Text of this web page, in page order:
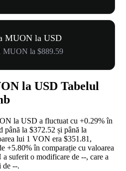
MUON la USD
MUON la $889.59
la USD Tabelul
la USD a fluctuat cu +0.29%în
până la $372.52 și până la
lui 1 VON era $351.81,
+5.80%în comparație cu valoarea
suferit o modificare de --, care a
de --.